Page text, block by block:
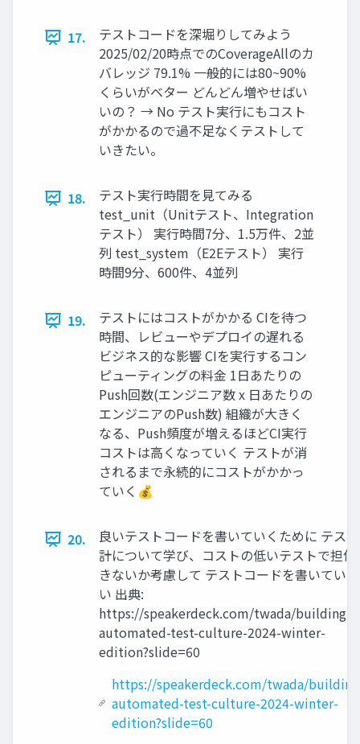
17.
テストコードを深堀りしてみよう
2025/02/20時点でのCoverageAllのカ
バレッジ 79.1% ⼀般的には80~90%
くらいがベター どんどん増やせばい
いの？ → No テスト実⾏にもコスト
がかかるので過不⾜なくテストして
いきたい。
18.
テスト実⾏時間を⾒てみる
test_unit（Unitテスト、Integration
テスト） 実⾏時間7分、1.5万件、2並
列 test_system（E2Eテスト） 実⾏
時間9分、600件、4並列
19.
テストにはコストがかかる CIを待つ
時間、レビューやデプロイの遅れる
ビジネス的な影響 CIを実⾏するコン
ピューティングの料⾦ 1⽇あたりの
Push回数(エンジニア数 x ⽇あたりの
エンジニアのPush数) 組織が⼤きく
なる、Push頻度が増えるほどCI実⾏
コストは⾼くなっていく テストが消
されるまで永続的にコストがかかっ
ていく💰
20.
良いテストコードを書いていくために テス
計について学び、コストの低いテストで担保
きないか考慮して テストコードを書いてい
い 出典:
https://speakerdeck.com/twada/building-
automated-test-culture-2024-winter-
edition?slide=60
https://speakerdeck.com/twada/
automated-test-culture-2024-winter-
edition?slide=60